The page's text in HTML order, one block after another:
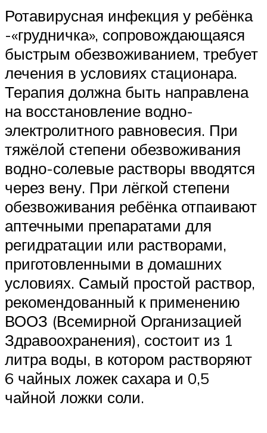
Ротавирусная инфекция у ребёнка
-«грудничка», сопровождающаяся
быстрым обезвоживанием, требует
лечения в условиях стационара.
Терапия должна быть направлена
на восстановление водно-
электролитного равновесия. При
тяжёлой степени обезвоживания
водно-солевые растворы вводятся
через вену. При лёгкой степени
обезвоживания ребёнка отпаивают
аптечными препаратами для
регидратации или растворами,
приготовленными в домашних
условиях. Самый простой раствор,
рекомендованный к применению
ВООЗ (Всемирной Организацией
Здравоохранения), состоит из 1
литра воды, в котором растворяют
6 чайных ложек сахара и 0,5
чайной ложки соли.